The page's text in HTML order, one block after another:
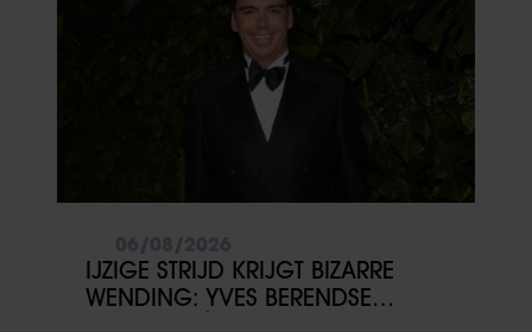
IJZIGE STRIJD KRIJGT BIZARRE
WENDING: YVES BERENDSE